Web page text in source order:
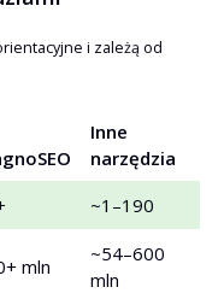
i zależą od
Inne
narzędzia
~1–190
mln
~54–600
mln